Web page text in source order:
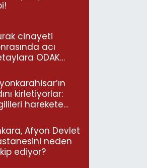
cinayeti
acı
ODAK
kirletiyorlar:
harekete
Afyon Devlet
neden
ediyor?